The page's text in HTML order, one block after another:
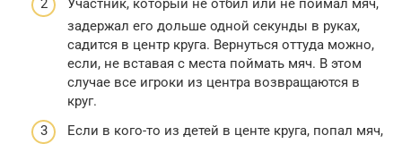
Участник, который не отбил или не поймал мяч,
задержал его дольше одной секунды в руках,
садится в центр круга. Вернуться оттуда можно,
если, не вставая с места поймать мяч. В этом
случае все игроки из центра возвращаются в
круг.
Если в кого-то из детей в центе круга, попал мяч,